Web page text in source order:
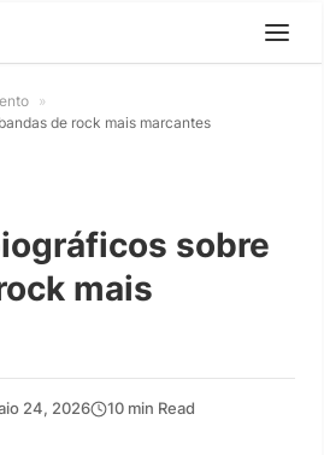
»
de rock mais marcantes
sobre
mais
24, 2026 10 min Read